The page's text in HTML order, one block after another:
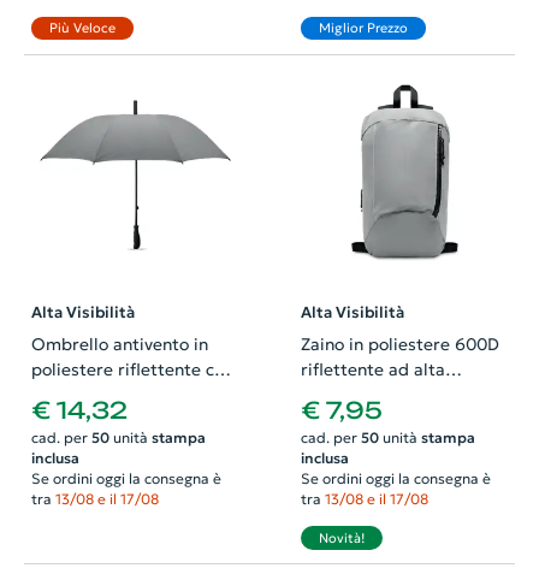
Più Veloce Miglior Prezzo
Alta Visibilità
Ombrello antivento in
poliestere riflettente con
€ 14,32
cad. per 50unità stampa
inclusa
Se ordini oggi la consegna è
tra 13/08 e il 17/08
Alta Visibilità
Zaino in poliestere 600D
riflettente ad alta
sulla schiena 22x10x39cm
€ 7,95
cad. per 50unità stampa
inclusa
Se ordini oggi la consegna è
tra 13/08 e il 17/08
Novità!